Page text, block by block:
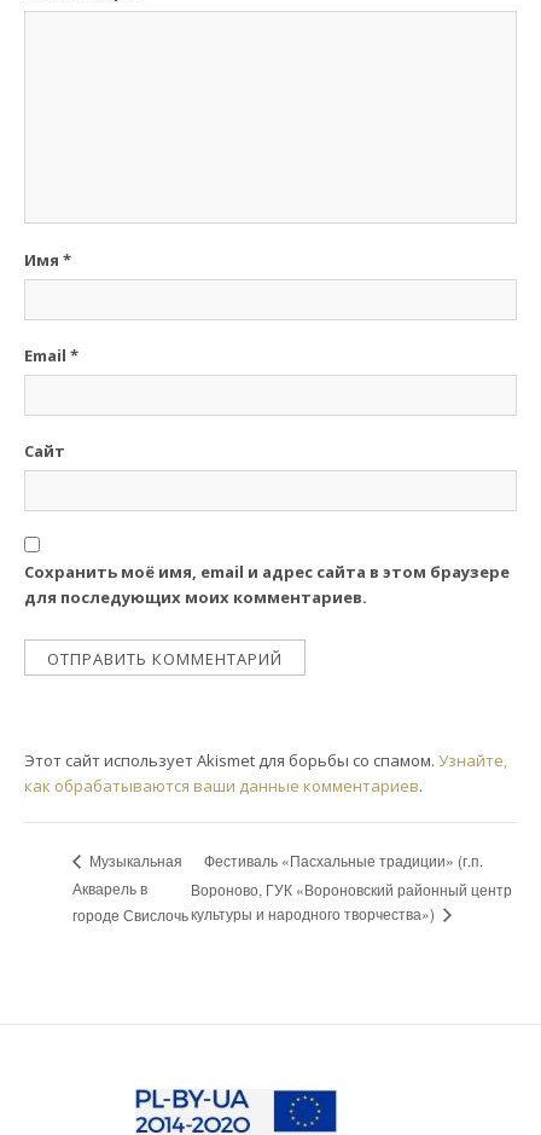
Имя *
Email *
Сайт
Сохранить моё имя, email и адрес сайта в этом браузере
для последующих моих комментариев.
Этот сайт использует Akismet для борьбы со спамом. Узнайте,
как обрабатываются ваши данные комментариев.
Музыкальная
Акварель в
городе Свислочь
Фестиваль «Пасхальные традиции» (г.п.
Вороново, ГУК «Вороновский районный центр
культуры и народного творчества»)